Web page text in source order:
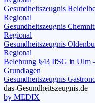
Gesundheitszeugnis
Regional
Gesundheitszeugnis
Regional
Gesundheitszeugnis
Regional
Belehrung §43 IfSG in Ulm
Grundlagen
Gesundheitszeugnis
das-Gesundheitszeugnis.de
by MEDIX